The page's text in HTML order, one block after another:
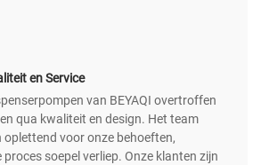
en Service
van BEYAQI overtroffen
qua kwaliteit en design. Het team
oplettend voor onze behoeften,
soepel verliep. Onze klanten zijn